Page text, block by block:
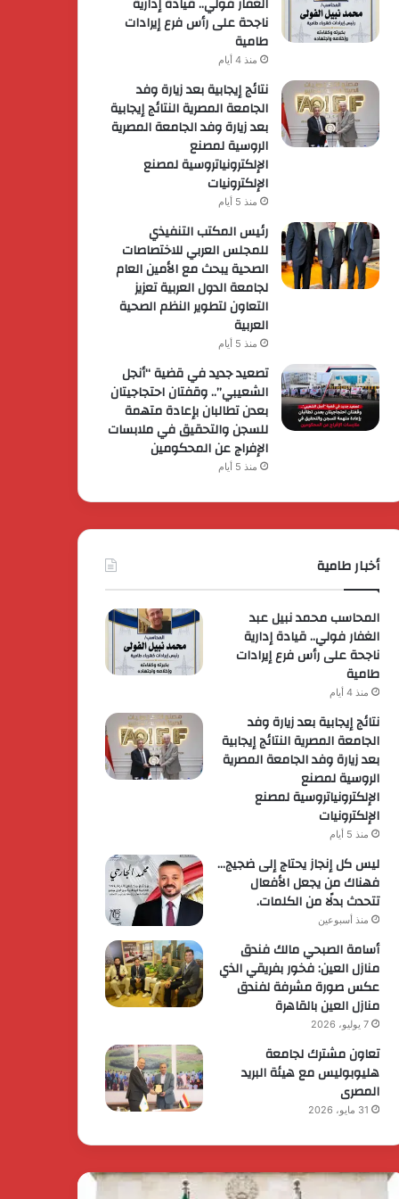
ناجحة على رأس فرع إيرادات
طامية
منذ 4 أيام
نتائج إيجابية بعد زيارة وفد
الجامعة المصرية النتائج إيجابية
بعد زيارة وفد الجامعة المصرية
الروسية لمصنع
الإلكترونياتروسية لمصنع
الإلكترونيات
منذ 5 أيام
رئيس المكتب التنفيذي
للمجلس العربي للاختصاصات
الصحية يبحث مع الأمين العام
لجامعة الدول العربية تعزيز
التعاون لتطوير النظم الصحية
العربية
منذ 5 أيام
تصعيد جديد في قضية “أنجل
الشعيبي”.. وقفتان احتجاجيتان
بعدن تطالبان بإعادة متهمة
للسجن والتحقيق في ملابسات
الإفراج عن المحكومين
منذ 5 أيام
أخبار طامية
المحاسب محمد نبيل عبد
الغفار فولي.. قيادة إدارية
ناجحة على رأس فرع إيرادات
طامية
منذ 4 أيام
نتائج إيجابية بعد زيارة وفد
الجامعة المصرية النتائج إيجابية
بعد زيارة وفد الجامعة المصرية
الروسية لمصنع
الإلكترونياتروسية لمصنع
الإلكترونيات
منذ 5 أيام
ليس كل إنجاز يحتاج إلى ضجيج…
فهناك من يجعل الأفعال
تتحدث بدلًا من الكلمات.
منذ أسبوعين
أسامة الصبحي مالك فندق
منازل العين: فخور بفريقي الذي
عكس صورة مشرفة لفندق
منازل العين بالقاهرة
7 يوليو، 2026
تعاون مشترك لجامعة
هليوبوليس مع هيئة البريد
المصرى
31 مايو، 2026
الرئيس